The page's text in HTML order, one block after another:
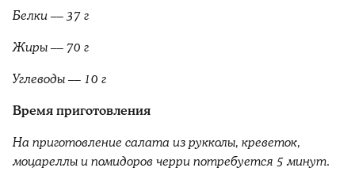
Белки –– 37 г
Жиры –– 70 г
Углеводы –– 10 г
Время приготовления
На приготовление салата из рукколы, креветок,
моцареллы и помидоров черри потребуется 5 минут.